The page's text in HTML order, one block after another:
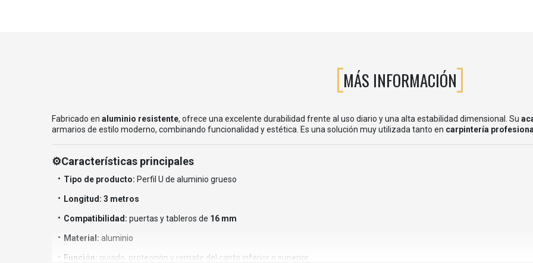
MÁS INFORMACIÓN
Fabricado en aluminio resistente, ofrece una excelente durabilidad frente al uso diario y una alta estabilidad dimensional. Su
armarios de estilo moderno, combinando funcionalidad y estética. Es una solución muy utilizada tanto en carpintería profesional
⚙️Características principales
Tipo de producto: Perfil U de aluminio grueso
Longitud: 3 metros
Compatibilidad: puertas y tableros de 16 mm
Material: aluminio
Función: guiado, protección y remate del canto inferior o superior